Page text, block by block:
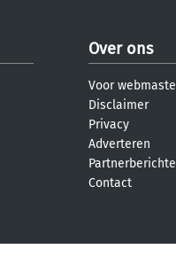
Over ons
Voor
Disclaimer
Privacy
Adverteren
Contact